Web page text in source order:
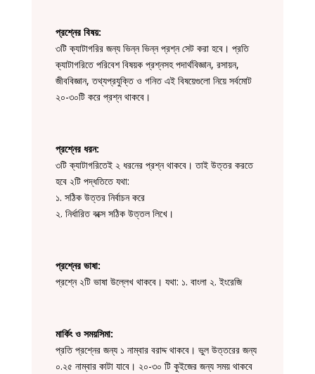
প্রশ্নের বিষয়:
৩টি ক্যাটাগরির জন্য ভিন্ন ভিন্ন প্রশ্ন সেট করা হবে। প্রতি
ক্যাটাগরিতে পরিবেশ বিষয়ক প্রশ্নসহ পদার্থবিজ্ঞান, রসায়ন,
জীববিজ্ঞান, তথ্যপ্রযুক্তি ও গনিত এই বিষয়েগুলো নিয়ে সর্বমোট
২০-৩০টি করে প্রশ্ন থাকবে।
প্রশ্নের ধরন:
৩টি ক্যাটাগরিতেই ২ ধরনের প্রশ্ন থাকবে। তাই উত্তর করতে
হবে ২টি পদ্ধতিতে যথা:
১. সঠিক উত্তর নির্বাচন করে
২. নির্ধারিত বক্সে সঠিক উত্তল লিখে।
প্রশ্নের ভাষা:
প্রশ্নে ২টি ভাষা উল্লেখ থাকবে। যথা: ১. বাংলা ২. ইংরেজি
মার্কিং ও সময়সিমা:
প্রতি প্রশ্নের জন্য ১ নাম্বার বরাদ্দ থাকবে। ভুল উত্তরের জন্য
০.২৫ নাম্বার কাটা যাবে। ২০-৩০ টি কুইজের জন্য সময় থাকবে